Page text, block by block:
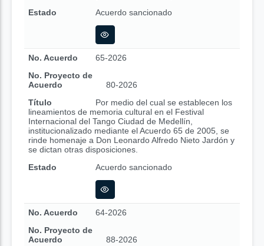
Estado
Acuerdo sancionado
No. Acuerdo
65-2026
No. Proyecto de
Acuerdo
80-2026
Título
Por medio del cual se establecen los
lineamientos de memoria cultural en el Festival
Internacional del Tango Ciudad de Medellín,
institucionalizado mediante el Acuerdo 65 de 2005, se
rinde homenaje a Don Leonardo Alfredo Nieto Jardón y
se dictan otras disposiciones.
Estado
Acuerdo sancionado
No. Acuerdo
64-2026
No. Proyecto de
Acuerdo
88-2026